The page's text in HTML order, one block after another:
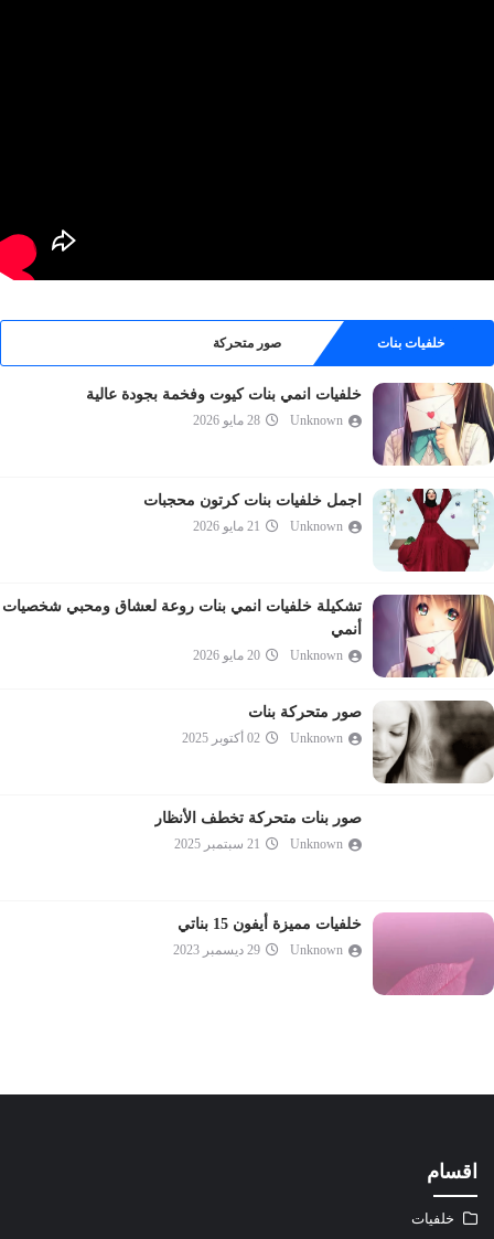
خلفيات بنات صور متحركة
خلفيات انمي بنات كيوت وفخمة بجودة عالية
Unknown 28 مايو 2026
اجمل خلفيات بنات كرتون محجبات
Unknown 21 مايو 2026
تشكيلة خلفيات انمي بنات روعة لعشاق ومحبي شخصيات
أنمي
Unknown 20 مايو 2026
صور متحركة بنات
Unknown 02 أكتوبر 2025
صور بنات متحركة تخطف الأنظار
Unknown 21 سبتمبر 2025
خلفيات مميزة أيفون 15 بناتي
Unknown 29 ديسمبر 2023
اقسام
خلفيات